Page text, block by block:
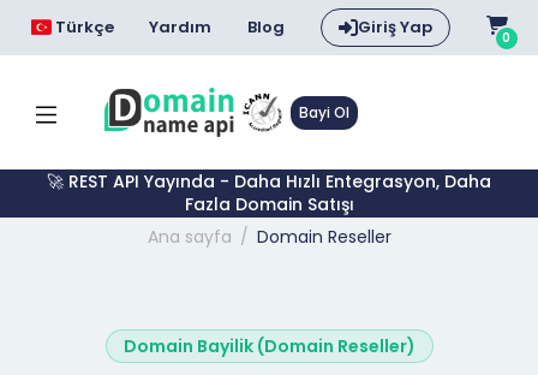
Türkçe Yardım Blog Giriş Yap 0
Bayi Ol
🚀 REST API Yayında - Daha Hızlı Entegrasyon, Daha
Fazla Domain Satışı
Ana sayfa
Domain Reseller
Domain Bayilik (Domain Reseller)